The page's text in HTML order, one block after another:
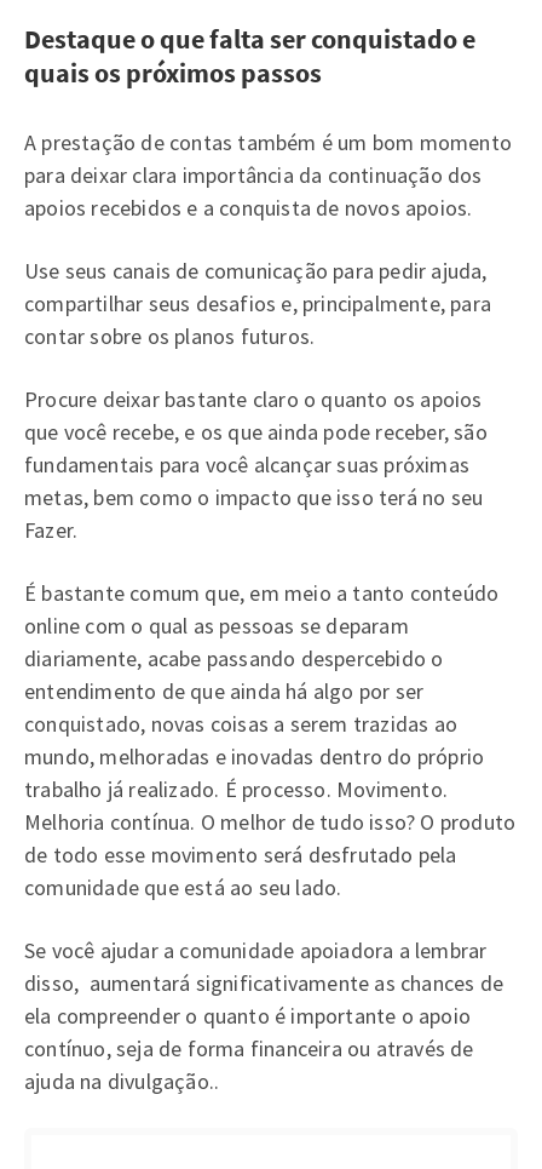
Destaque o que falta ser conquistado e
quais os próximos passos
A prestação de contas também é um bom momento
para deixar clara importância da continuação dos
apoios recebidos e a conquista de novos apoios.
Use seus canais de comunicação para pedir ajuda,
compartilhar seus desafios e, principalmente, para
contar sobre os planos futuros.
Procure deixar bastante claro o quanto os apoios
que você recebe, e os que ainda pode receber, são
fundamentais para você alcançar suas próximas
metas, bem como o impacto que isso terá no seu
Fazer.
É bastante comum que, em meio a tanto conteúdo
online com o qual as pessoas se deparam
diariamente, acabe passando despercebido o
entendimento de que ainda há algo por ser
conquistado, novas coisas a serem trazidas ao
mundo, melhoradas e inovadas dentro do próprio
trabalho já realizado. É processo. Movimento.
Melhoria contínua. O melhor de tudo isso? O produto
de todo esse movimento será desfrutado pela
comunidade que está ao seu lado.
Se você ajudar a comunidade apoiadora a lembrar
disso, aumentará significativamente as chances de
ela compreender o quanto é importante o apoio
contínuo, seja de forma financeira ou através de
ajuda na divulgação..